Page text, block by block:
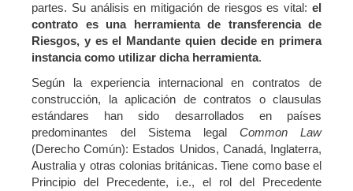
partes. Su análisis en mitigación de riesgos es vital: el
contrato es una herramienta de transferencia de
Riesgos, y es el Mandante quien decide en primera
instancia como utilizar dicha herramienta.
Según la experiencia internacional en contratos de
construcción, la aplicación de contratos o clausulas
estándares han sido desarrollados en países
predominantes del Sistema legal Common Law
(Derecho Común): Estados Unidos, Canadá, Inglaterra,
Australia y otras colonias británicas. Tiene como base el
Principio del Precedente, i.e., el rol del Precedente